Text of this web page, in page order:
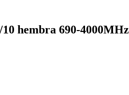
hembra 690-4000MHz